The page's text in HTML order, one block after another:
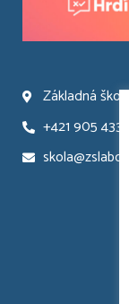
Základná
+421 905 433